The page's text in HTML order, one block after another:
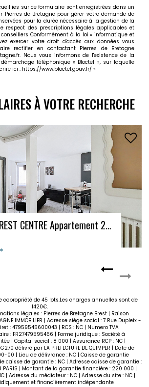
sur ce formulaire sont enregistrées dans un
Pierres de Bretagne pour gérer votre demande de
pour la durée nécessaire à la gestion de la
respect des prescriptions légales applicables et
Conformément à la loi « informatique et
exercer votre droit d'accès aux données vous
rectifier en contactant Pierres de Bretagne
Nous vous informons de l'existence de la
téléphonique « Bloctel », sur laquelle
ici : https://www.bloctel.gouv.fr/ »
À VOTRE RECHERCHE
A VENDRE Appartement BREST 2 pièce(s) 45.29 m2
copropriété de 45 lots.Les charges annuelles sont de
1420€.
légales : Pierres de Bretagne Brest | Raison
IMMOBILIER | Adresse siège social : 7 Rue Dupleix -
: 47959545600043 | RCS : NC | Numero TVA
: FR27479595456 | Forme juridique : Société à
| Capital social : 8 000 | Assurance RCP : NC |
délivré par LA PREFECTURE DE QUIMPER | Date de
00 | Lieu de délivrance : NC | Caisse de garantie
caisse de garantie : NC | Adresse caisse de garantie :
PARIS | Montant de la garantie financière : 220 000 |
| Adresse du médiateur : NC | Adresse du site : NC |
et financièrement indépendante